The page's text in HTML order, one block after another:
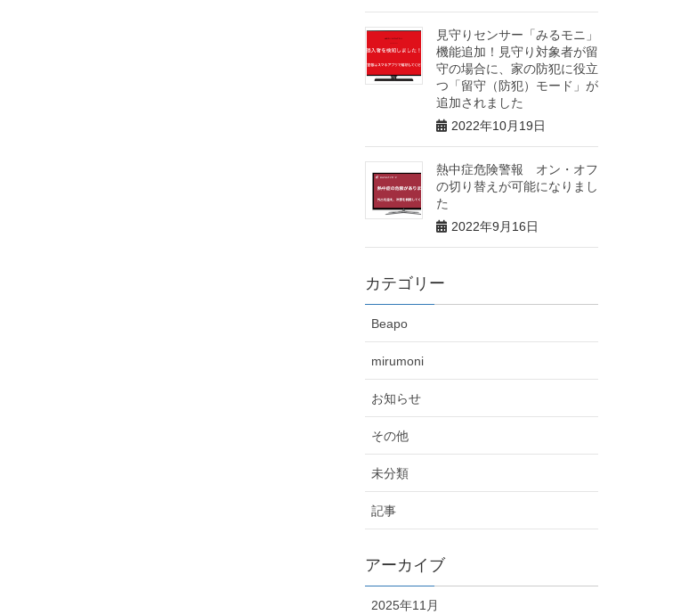
見守りセンサー「みるモニ」
機能追加！見守り対象者が留
守の場合に、家の防犯に役立
つ「留守（防犯）モード」が
追加されました
2022年10月19日
熱中症危険警報 オン・オフ
の切り替えが可能になりまし
た
2022年9月16日
カテゴリー
Beapo
mirumoni
お知らせ
その他
未分類
記事
アーカイブ
2025年11月